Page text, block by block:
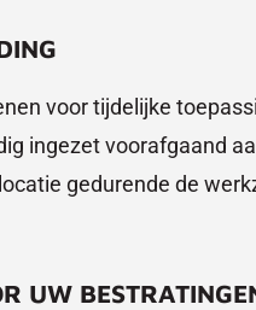
voor tijdelijke
ingezet voorafgaand
gedurende de
UW